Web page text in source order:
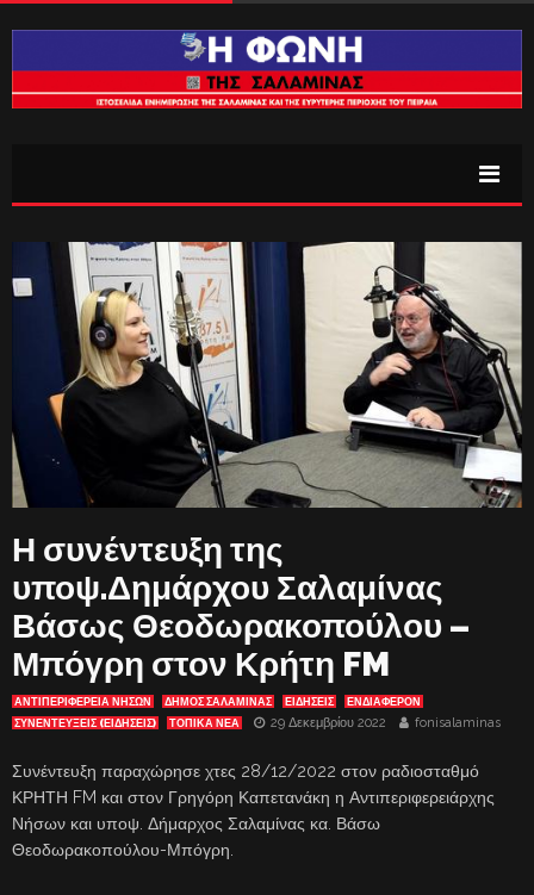
Η συνέντευξη της
υποψ.Δημάρχου Σαλαμίνας
Βάσως Θεοδωρακοπούλου –
Μπόγρη στον Κρήτη FM
ΑΝΤΙΠΕΡΙΦΈΡΕΙΑ ΝΉΣΩΝ ΔΗΜΟΣ ΣΑΛΑΜΙΝΑΣ ΕΙΔΗΣΕΙΣ
ΕΝΔΙΑΦΈΡΟΝ
ΣΥΝΕΝΤΕΥΞΕΙΣ (ΕΙΔΗΣΕΙΣ)
ΤΟΠΙΚΑ ΝΕΑ 29 Δεκεμβρίου 2022 fonisalaminas
Συνέντευξη παραχώρησε χτες 28/12/2022 στον ραδιοσταθμό
ΚΡΗΤΗ FM και στον Γρηγόρη Καπετανάκη η Αντιπεριφερειάρχης
Νήσων και υποψ. Δήμαρχος Σαλαμίνας κα. Βάσω
Θεοδωρακοπούλου-Μπόγρη.